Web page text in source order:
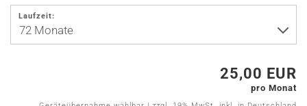
Laufzeit:
25,00 EUR
pro Monat